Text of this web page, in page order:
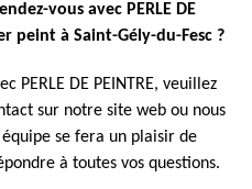
vous avec PERLE DE
peint à Saint-Gély-du-Fesc ?
PERLE DE PEINTRE, veuillez
sur notre site web ou nous
se fera un plaisir de
à toutes vos questions.